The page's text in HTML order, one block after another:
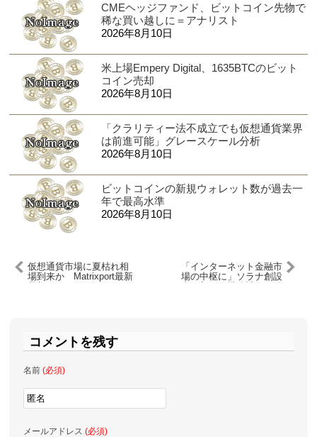
CMEヘッジファンド、ビットコイン先物で
稀な買い越しに＝アナリスト
2026年8月10日
米上場Empery Digital、1635BTCのビット
コイン売却
2026年8月10日
「クラリティー法不成立でも仮想通貨業界
は前進可能」グレースケール分析
2026年8月10日
ビットコインの新規ウォレット数が過去一
年で最高水準
2026年8月10日
仮想通貨市場に夏枯れ相
場到来か Matrixport最新
「インターネット金融市
場の中枢に」ソラナ創設
コメントを残す
名前(必須)
メールアドレス(必須)